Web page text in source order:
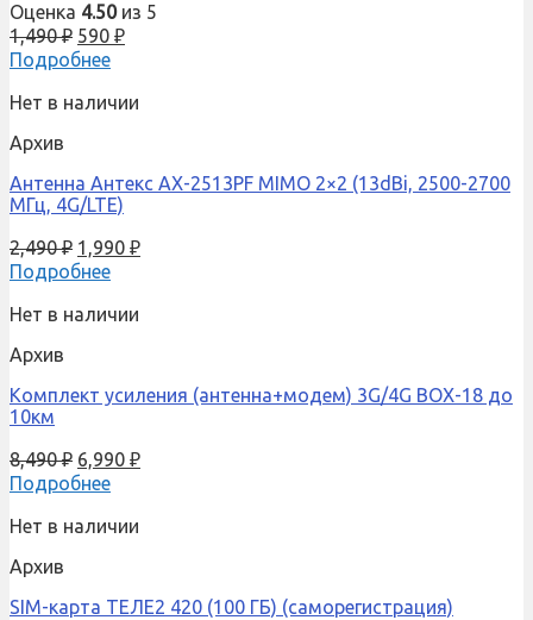
Оценка 4.50из 5
1,490₽ 590 ₽
Подробнее
Нет в наличии
Архив
Антенна Антекс AX-2513PF MIMO 2×2 (13dBi, 2500-2700
МГц, 4G/LTE)
2,490₽ 1,990 ₽
Подробнее
Нет в наличии
Архив
Комплект усиления (антенна+модем) 3G/4G BOX-18 до
10км
8,490₽ 6,990 ₽
Подробнее
Нет в наличии
Архив
SIM-карта ТЕЛЕ2 420 (100 ГБ) (саморегистрация)